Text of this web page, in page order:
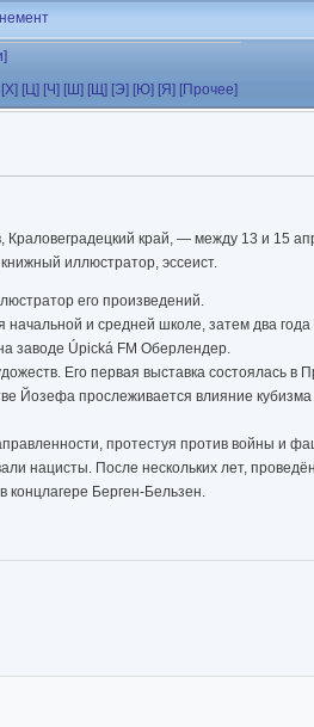
[Х] [Ц] [Ч] [Ш] [Щ] [Э] [Ю] [Я] [Прочее]
Краловеградецкий край, — между 13 и 15
иллюстратор, эссеист.
его произведений.
и средней школе, затем два
заводе Úpická FM Оберлендер.
Его первая выставка состоялась в
Йозефа прослеживается влияние кубизма
протестуя против войны и
нацисты. После нескольких лет,
концлагере Берген-Бельзен.